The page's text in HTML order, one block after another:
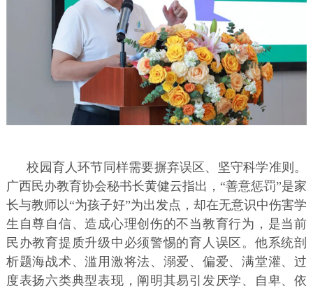
校园育人环节同样需要摒弃误区、坚守科学准则。
广西民办教育协会秘书长黄健云指出，“善意惩罚”是家
长与教师以“为孩子好”为出发点，却在无意识中伤害学
生自尊自信、造成心理创伤的不当教育行为，是当前
民办教育提质升级中必须警惕的育人误区。他系统剖
析题海战术、滥用激将法、溺爱、偏爱、满堂灌、过
度表扬六类典型表现，阐明其易引发厌学、自卑、依